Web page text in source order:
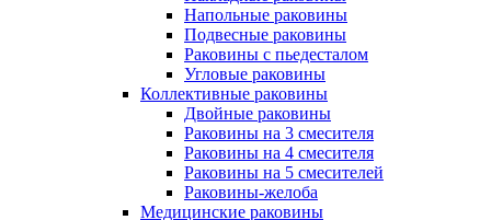
Напольные раковины
Подвесные раковины
Раковины с пьедесталом
Угловые раковины
Коллективные раковины
Двойные раковины
Раковины на 3 смесителя
Раковины на 4 смесителя
Раковины на 5 смесителей
Раковины-желоба
Медицинские раковины